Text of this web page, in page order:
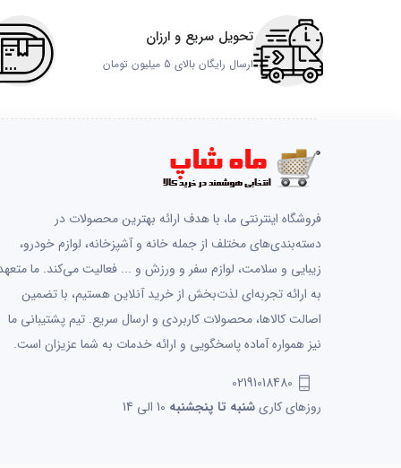
تحویل سریع و ارزان
ارسال رایگان بالای 5 میلیون تومان
فروشگاه اینترنتی ما، با هدف ارائه بهترین محصولات در
دسته‌بندی‌های مختلف از جمله خانه و آشپزخانه، لوازم خودرو،
زیبایی و سلامت، لوازم سفر و ورزش و ... فعالیت می‌کند. ما
به ارائه تجربه‌ای لذت‌بخش از خرید آنلاین هستیم، با تضمین
اصالت کالاها، محصولات کاربردی و ارسال سریع. تیم پشتیبانی ما
نیز همواره آماده پاسخگویی و ارائه خدمات به شما عزیزان است.
02191018480
روزهای کاریشنبه تا پنجشنبه